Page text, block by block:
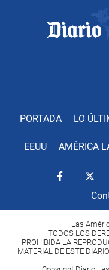
PORTADA LO
EEUU AMÉRICA
Las
TODOS LOS
PROHIBIDA LA
MATERIAL DE ESTE